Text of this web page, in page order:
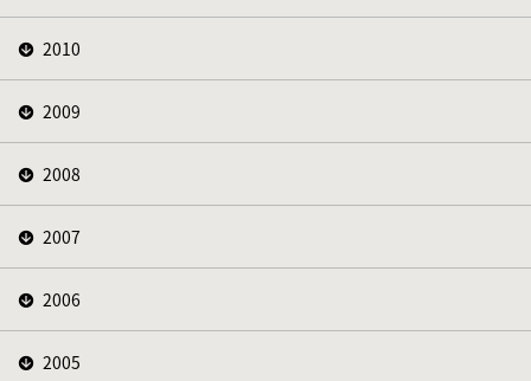
2010
2009
2008
2007
2006
2005